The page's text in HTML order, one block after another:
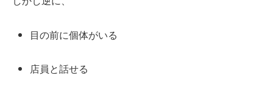
目の前に個体がいる
店員と話せる